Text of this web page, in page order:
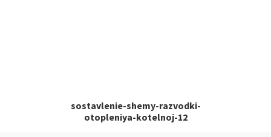
sostavlenie-shemy-razvodki-
otopleniya-kotelnoj-12